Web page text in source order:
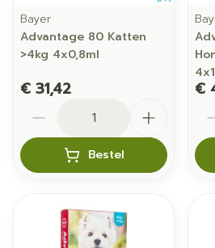
Bayer
Advantage 80 Katten
>4kg 4x0,8ml
€ 31,42
Bestel
€